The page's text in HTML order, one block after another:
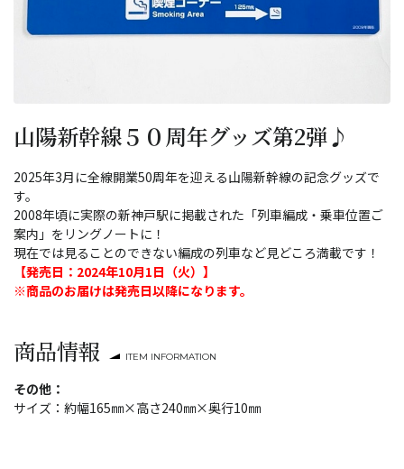
山陽新幹線５０周年グッズ第2弾♪
2025年3月に全線開業50周年を迎える山陽新幹線の記念グッズで
す。
2008年頃に実際の新神戸駅に掲載された「列車編成・乗車位置ご
案内」をリングノートに！
現在では見ることのできない編成の列車など見どころ満載です！
【発売日：2024年10月1日（火）】
※商品のお届けは発売日以降になります。
商品情報 ITEM INFORMATION
その他：
サイズ：約幅165㎜×高さ240㎜×奥行10㎜